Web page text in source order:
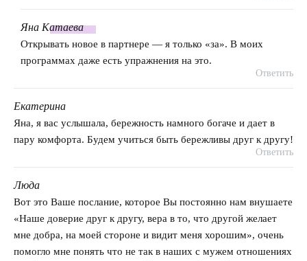
Яна Катаева
говорит:
Открывать новое в партнере — я только «за». В моих
программах даже есть упражнения на это.
Ответить
Екатерина
говорит:
Яна, я вас услышала, бережность намного богаче и дает в
пару комфорта. Будем учиться быть бережливы друг к другу!
Ответить
Люда
говорит:
Вот это Ваше послание, которое Вы постоянно нам внушаете
«Наше доверие друг к другу, вера в то, что другой желает
мне добра, на моей стороне и видит меня хорошим», очень
помогло мне понять что не так в наших с мужем отношениях